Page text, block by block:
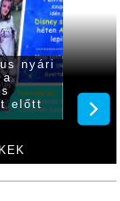
nyári
a
előtt
a